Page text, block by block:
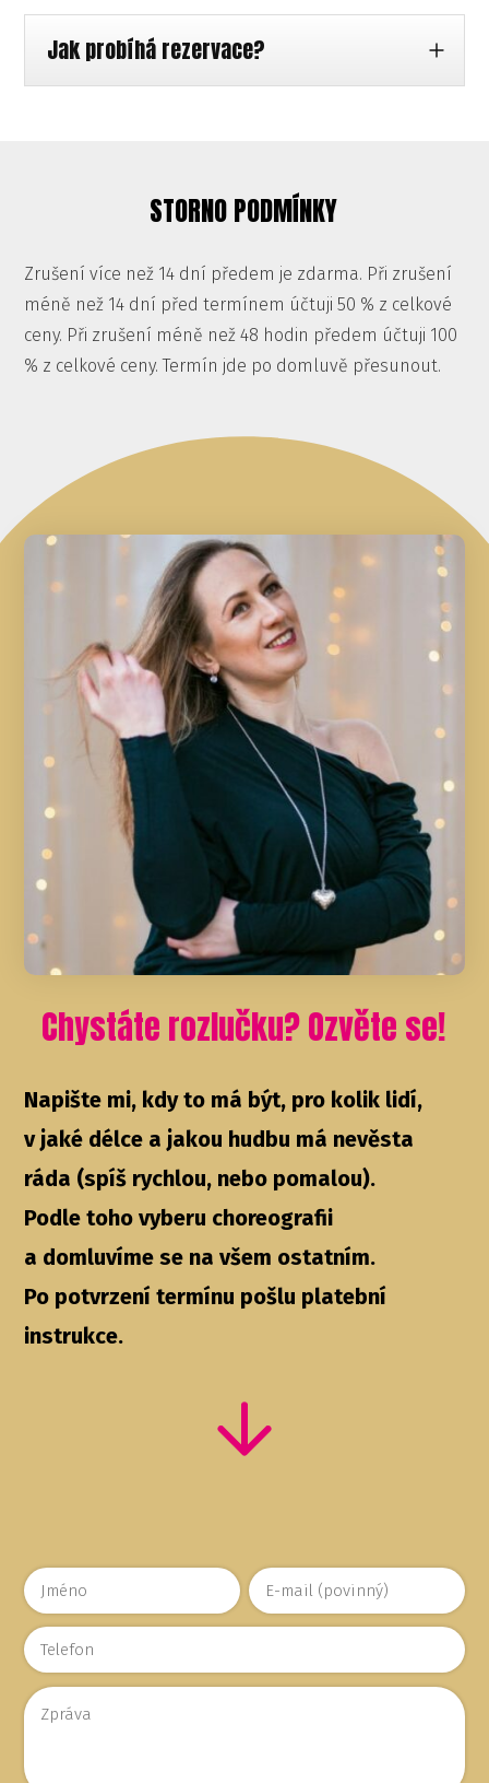
Jak probíhá rezervace?
STORNO PODMÍNKY
Zrušení více než 14 dní předem je zdarma. Při zrušení
méně než 14 dní před termínem účtuji 50 % z celkové
ceny. Při zrušení méně než 48 hodin předem účtuji 100
% z celkové ceny. Termín jde po domluvě přesunout.
Chystáte rozlučku? Ozvěte se!
Napište mi, kdy to má být, pro kolik lidí,
v jaké délce a jakou hudbu má nevěsta
ráda (spíš rychlou, nebo pomalou).
Podle toho vyberu choreografii
a domluvíme se na všem ostatním.
Po potvrzení termínu pošlu platební
instrukce.